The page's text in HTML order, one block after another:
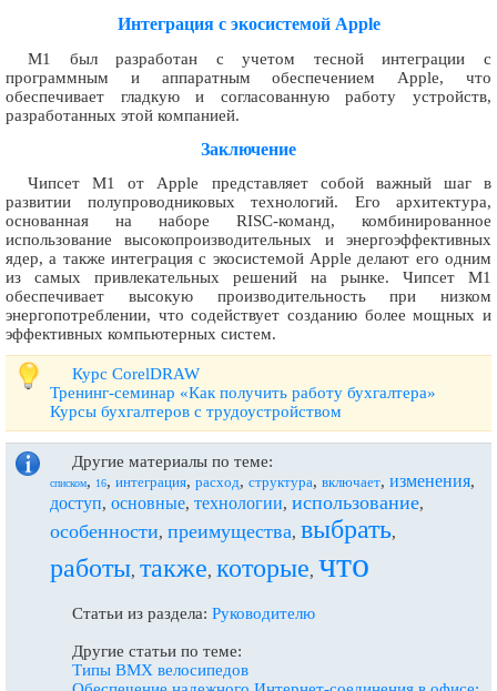
Интеграция с экосистемой Apple
M1 был разработан с учетом тесной интеграции с
программным и аппаратным обеспечением Apple, что
обеспечивает гладкую и согласованную работу устройств,
разработанных этой компанией.
Заключение
Чипсет M1 от Apple представляет собой важный шаг в
развитии полупроводниковых технологий. Его архитектура,
основанная на наборе RISC-команд, комбинированное
использование высокопроизводительных и энергоэффективных
ядер, а также интеграция с экосистемой Apple делают его одним
из самых привлекательных решений на рынке. Чипсет M1
обеспечивает высокую производительность при низком
энергопотреблении, что содействует созданию более мощных и
эффективных компьютерных систем.
Курс CorelDRAW
Тренинг-семинар «Как получить работу бухгалтера»
Курсы бухгалтеров с трудоустройством
Другие материалы по теме:
списком, 16, интеграция, расход, структура, включает, изменения,
доступ, основные, технологии, использование,
особенности, преимущества, выбрать,
работы, также, которые, что
Статьи из раздела: Руководителю
Другие статьи по теме:
Типы BMX велосипедов